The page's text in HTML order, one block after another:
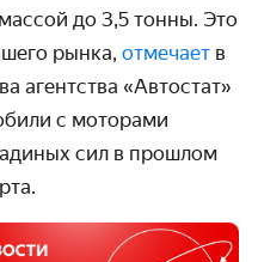
до 3,5 тонны. Это
рынка, отмечает в
агентства «Автостат»
с моторами
сил в прошлом